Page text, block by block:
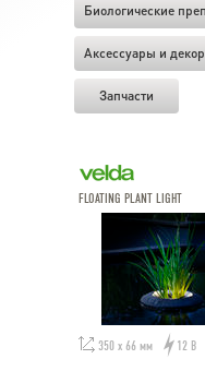
Биологические
Аксессуары и декор
Запчасти
FLOATING PLANT LIGHT
350 х 66 мм 12 В